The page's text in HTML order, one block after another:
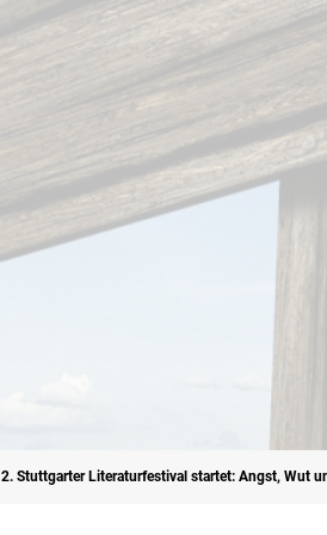
2. Stuttgarter Literaturfestival startet: Angst, Wut